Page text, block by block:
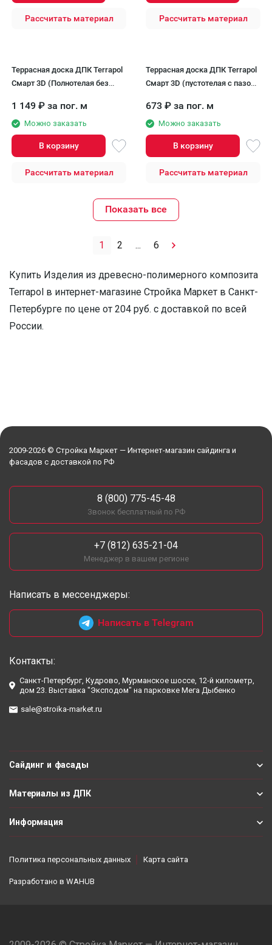
Рассчитать материал Рассчитать материал
Террасная доска ДПК Terrapol
Смарт 3D (Полнотелая без
1 149 ₽ за пог. м
Можно заказать
В корзину
Рассчитать материал
Террасная доска ДПК Terrapol
Смарт 3D (пустотелая с пазом)
673 ₽ за пог. м
Можно заказать
В корзину
Рассчитать материал
Показать все
1 2 ... 6
Купить Изделия из древесно-полимерного композита
Terrapol в интернет-магазине Стройка Маркет в Санкт-
Петербурге по цене от 204 руб. с доставкой по всей
России.
2009-2026 © Стройка Маркет — Интернет-магазин сайдинга и
фасадов с доставкой по РФ
8 (800) 775-45-48
Звонок бесплатный по РФ
+7 (812) 635-21-04
Менеджер в вашем регионе
Написать в мессенджеры:
Написать в Telegram
Контакты:
Санкт-Петербург, Кудрово, Мурманское шоссе, 12-й километр,
дом 23. Выставка "Эксподом" на парковке Мега Дыбенко
sale@stroika-market.ru
Сайдинг и фасады
Материалы из ДПК
Информация
Политика персональных данных Карта сайта
Разработано в WAHUB